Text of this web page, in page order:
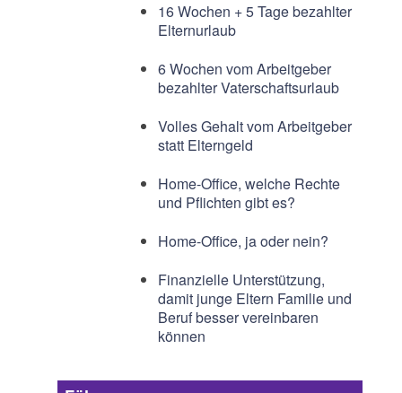
16 Wochen + 5 Tage bezahlter
Elternurlaub
6 Wochen vom Arbeitgeber
bezahlter Vaterschaftsurlaub
Volles Gehalt vom Arbeitgeber
statt Elterngeld
Home-Office, welche Rechte
und Pflichten gibt es?
Home-Office, ja oder nein?
Finanzielle Unterstützung,
damit junge Eltern Familie und
Beruf besser vereinbaren
können